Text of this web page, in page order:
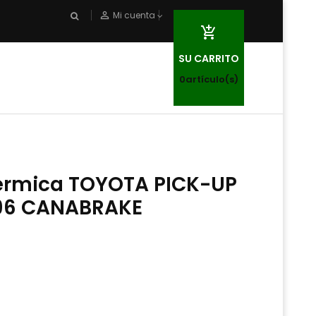
person_outline Mi cuenta

SU CARRITO
0artículo(s)
TOYOTA PICK-UP
CANABRAKE